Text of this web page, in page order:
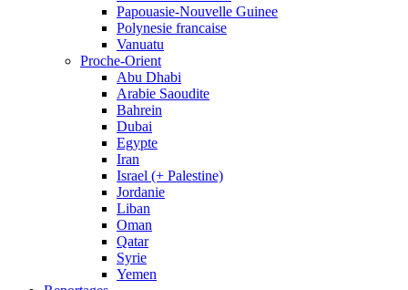
Papouasie-Nouvelle Guinee
Polynesie francaise
Vanuatu
Proche-Orient
Abu Dhabi
Arabie Saoudite
Bahrein
Dubai
Egypte
Iran
Israel (+ Palestine)
Jordanie
Liban
Oman
Qatar
Syrie
Yemen